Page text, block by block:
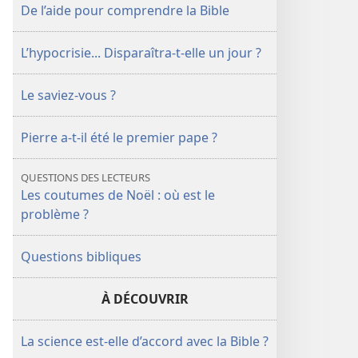
BibleBible
De l’aide pour comprendre la Bible
L’hypocrisie... Disparaîtra-​t-​elle un jour ?
Le saviez-​vous ?
Pierre a-​t-​il été le premier pape ?
QUESTIONS DES LECTEURS
Les coutumes de Noël : où est le
problème ?
Questions bibliques
À DÉCOUVRIR
La science est-elle d’accord avec la Bible ?